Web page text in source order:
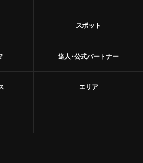
スポット
達人・公式パートナー
エリア